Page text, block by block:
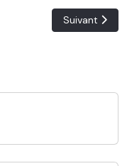
Article
Suivant